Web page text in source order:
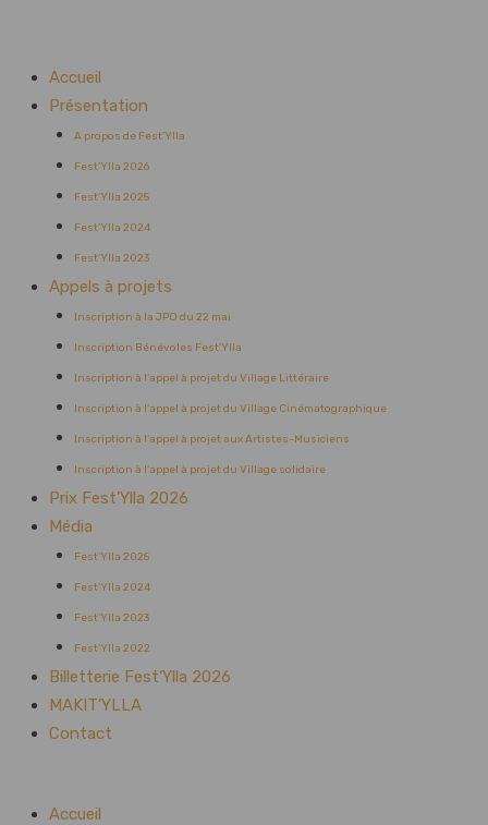
Accueil
Présentation
A propos de Fest’Ylla
Fest’Ylla 2026
Fest’Ylla 2025
Fest’Ylla 2024
Fest’Ylla 2023
Appels à projets
Inscription à la JPO du 22 mai
Inscription Bénévoles Fest’Ylla
Inscription à l’appel à projet du Village Littéraire
Inscription à l’appel à projet du Village Cinématographique
Inscription à l’appel à projet aux Artistes-Musiciens
Inscription à l’appel à projet du Village solidaire
Prix Fest’Ylla 2026
Média
Fest’Ylla 2025
Fest’Ylla 2024
Fest’Ylla 2023
Fest’Ylla 2022
Billetterie Fest’Ylla 2026
MAKIT’YLLA
Contact
Accueil